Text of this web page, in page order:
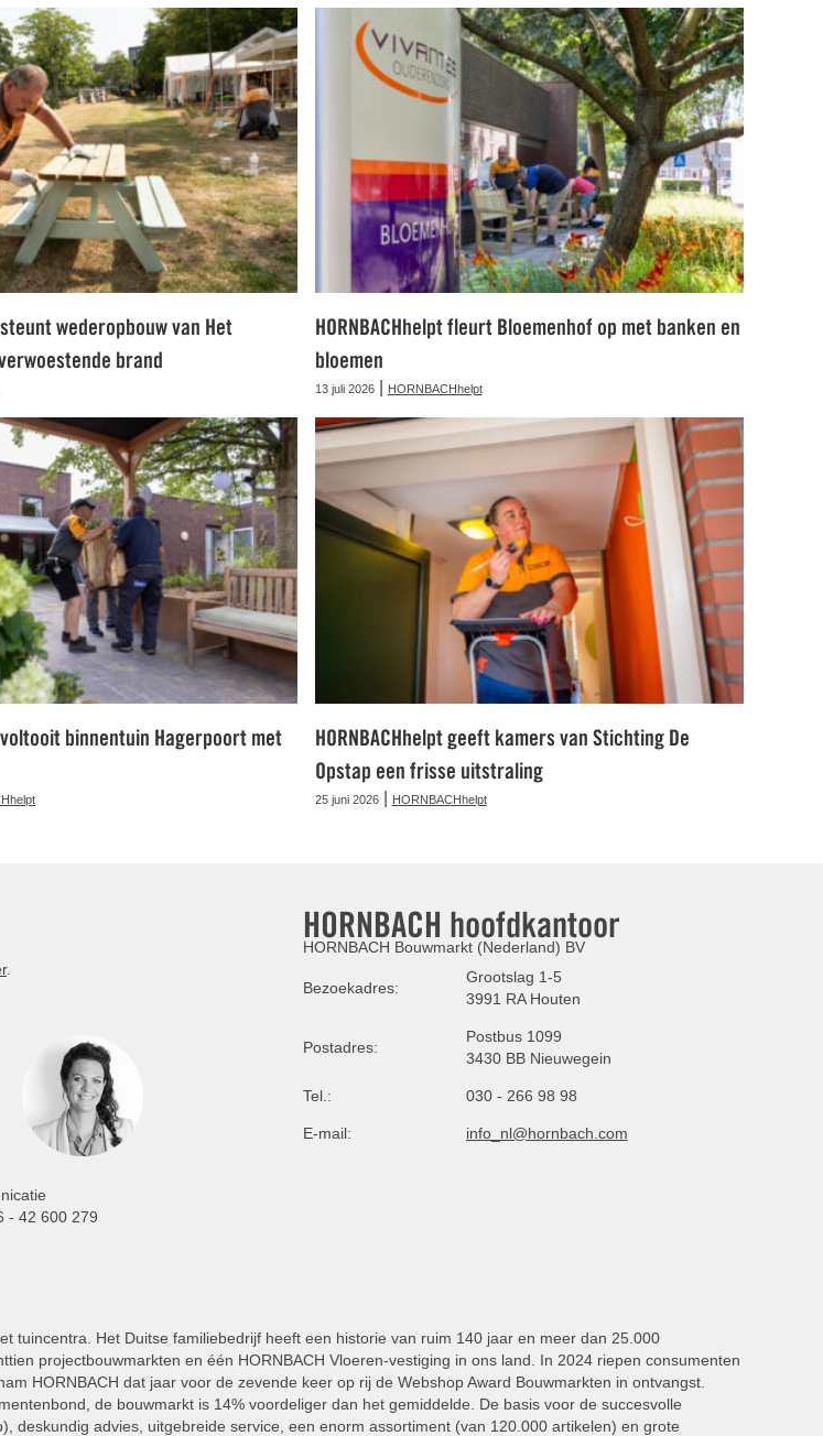
steunt wederopbouw van Het
brand
HORNBACHhelpt fleurt Bloemenhof op met banken en
bloemen
13 juli 2026| HORNBACHhelpt
voltooit binnentuin Hagerpoort met
HORNBACHhelpt geeft kamers van Stichting De
Opstap een frisse uitstraling
25 juni 2026| HORNBACHhelpt
.
- 42 600 279
HORNBACH hoofdkantoor
HORNBACH Bouwmarkt (Nederland) BV
Bezoekadres:
Grootslag 1-5
3991 RA Houten
Postadres:
Postbus 1099
3430 BB Nieuwegein
Tel.: 030 - 266 98 98
E-mail: info_nl@hornbach.com
tuincentra. Het Duitse familiebedrijf heeft een historie van ruim 140 jaar en meer dan 25.000
projectbouwmarkten en één HORNBACH Vloeren-vestiging in ons land. In 2024 riepen consumenten
HORNBACH dat jaar voor de zevende keer op rij de Webshop Award Bouwmarkten in ontvangst.
de bouwmarkt is 14% voordeliger dan het gemiddelde. De basis voor de succesvolle
deskundig advies, uitgebreide service, een enorm assortiment (van 120.000 artikelen) en grote